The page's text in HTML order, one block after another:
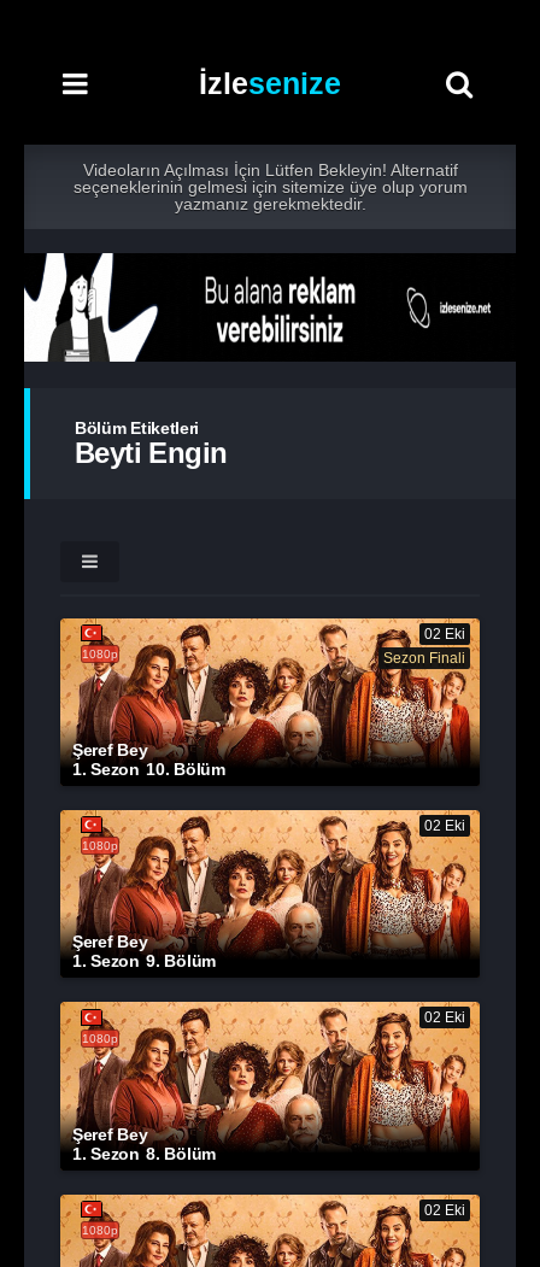
İzlesenize
Videoların Açılması İçin Lütfen Bekleyin! Alternatif
seçeneklerinin gelmesi için sitemize üye olup yorum
yazmanız gerekmektedir.
Bölüm Etiketleri
Beyti Engin
1080p Sezon Finali
02 Eki
Şeref Bey
1. Sezon10. Bölüm
1080p
02 Eki
Şeref Bey
1. Sezon9. Bölüm
1080p
02 Eki
Şeref Bey
1. Sezon8. Bölüm
1080p
02 Eki